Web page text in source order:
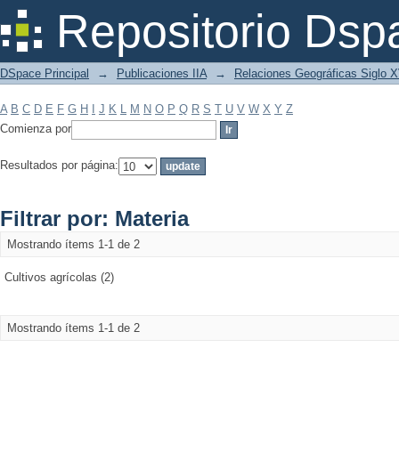
Repositorio
Filtrar por: Materia
DSpace Principal → Publicaciones IIA → Relaciones Geográficas Siglo
A B C D E F G H J K L M N O P Q R S T U V W X Y Z
Comienza por
Resultados por página:
Filtrar por: Materia
Mostrando ítems 1-1 de 2
Cultivos agrícolas (2)
Mostrando ítems 1-1 de 2